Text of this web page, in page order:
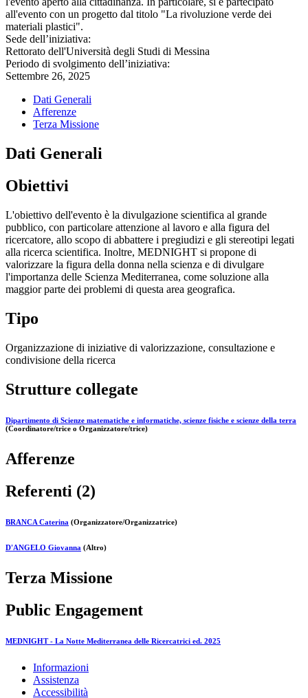
all'evento con un progetto dal titolo "La rivoluzione verde dei
materiali plastici".
Sede dell’iniziativa:
Rettorato dell'Università degli Studi di Messina
Periodo di svolgimento dell’iniziativa:
Settembre 26, 2025
Dati Generali
Afferenze
Terza Missione
Dati Generali
Obiettivi
L'obiettivo dell'evento è la divulgazione scientifica al grande
pubblico, con particolare attenzione al lavoro e alla figura del
ricercatore, allo scopo di abbattere i pregiudizi e gli stereotipi legati
alla ricerca scientifica. Inoltre, MEDNIGHT si propone di
valorizzare la figura della donna nella scienza e di divulgare
l'importanza delle Scienza Mediterranea, come soluzione alla
maggior parte dei problemi di questa area geografica.
Tipo
Organizzazione di iniziative di valorizzazione, consultazione e
condivisione della ricerca
Strutture collegate
Dipartimento di Scienze matematiche e informatiche, scienze fisiche e scienze della terra
(Coordinatore/trice o Organizzatore/trice)
Afferenze
Referenti (2)
BRANCA Caterina (Organizzatore/Organizzatrice)
D'ANGELO Giovanna (Altro)
Terza Missione
Public Engagement
MEDNIGHT - La Notte Mediterranea delle Ricercatrici ed. 2025
Informazioni
Assistenza
Accessibilità